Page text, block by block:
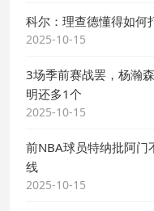
科尔：理查德懂得如何
2025-10-15
3场季前赛战罢，杨瀚
明还多1个
2025-10-15
前NBA球员特纳批阿门
线
2025-10-15